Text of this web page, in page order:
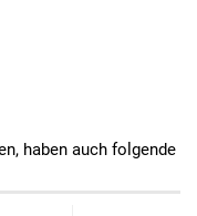
haben auch folgende